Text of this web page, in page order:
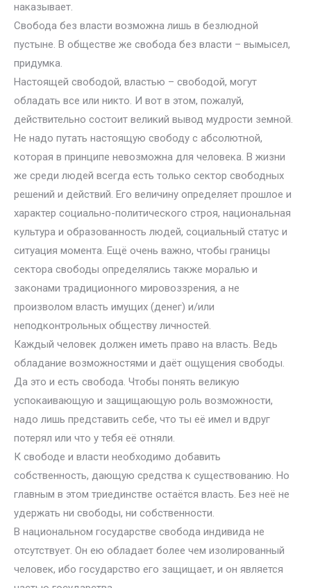
наказывает.
Свобода без власти возможна лишь в безлюдной
пустыне. В обществе же свобода без власти – вымысел,
придумка.
Настоящей свободой, властью – свободой, могут
обладать все или никто. И вот в этом, пожалуй,
действительно состоит великий вывод мудрости земной.
Не надо путать настоящую свободу с абсолютной,
которая в принципе невозможна для человека. В жизни
же среди людей всегда есть только сектор свободных
решений и действий. Его величину определяет прошлое и
характер социально-политического строя, национальная
культура и образованность людей, социальный статус и
ситуация момента. Ещё очень важно, чтобы границы
сектора свободы определялись также моралью и
законами традиционного мировоззрения, а не
произволом власть имущих (денег) и/или
неподконтрольных обществу личностей.
Каждый человек должен иметь право на власть. Ведь
обладание возможностями и даёт ощущения свободы.
Да это и есть свобода. Чтобы понять великую
успокаивающую и защищающую роль возможности,
надо лишь представить себе, что ты её имел и вдруг
потерял или что у тебя её отняли.
К свободе и власти необходимо добавить
собственность, дающую средства к существованию. Но
главным в этом триединстве остаётся власть. Без неё не
удержать ни свободы, ни собственности.
В национальном государстве свобода индивида не
отсутствует. Он ею обладает более чем изолированный
человек, ибо государство его защищает, и он является